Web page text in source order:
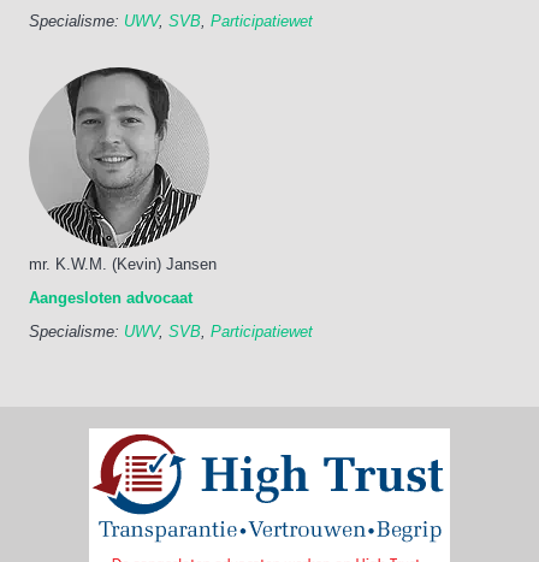
Specialisme: UWV, SVB Participatiewet
mr. K.W.M. (Kevin) Jansen
Aangesloten advocaat
Specialisme: UWV, SVB Participatiewet